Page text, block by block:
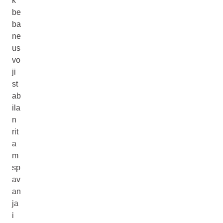
be
ba
ne
us
vo
ji
st
ab
ila
n
rit
a
m
sp
av
an
ja
i